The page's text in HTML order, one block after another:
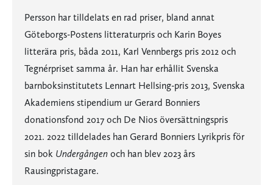
Persson har tilldelats en rad priser, bland annat
Göteborgs-Postens litteraturpris och Karin Boyes
litterära pris, båda 2011, Karl Vennbergs pris 2012 och
Tegnérpriset samma år. Han har erhållit Svenska
barnboksinstitutets Lennart Hellsing-pris 2013, Svenska
Akademiens stipendium ur Gerard Bonniers
donationsfond 2017 och De Nios översättningspris
2021. 2022 tilldelades han Gerard Bonniers Lyrikpris för
sin bok Undergången och han blev 2023 års
Rausingpristagare.